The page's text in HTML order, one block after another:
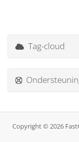
Tag-cloud
Copyright © 2026